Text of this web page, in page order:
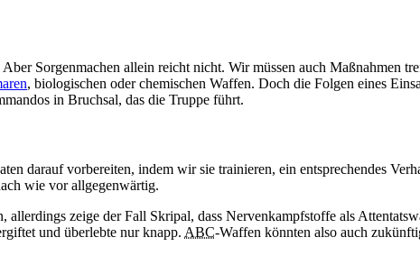
Sorgenmachen allein reicht nicht. Wir müssen auch Maßnahmen
, biologischen oder chemischen Waffen. Doch die Folgen eines
in Bruchsal, das die Truppe führt.
darauf vorbereiten, indem wir sie trainieren, ein entsprechendes
wie vor allgegenwärtig.
zeige der Fall Skripal, dass Nervenkampfstoffe als
und überlebte nur knapp. ABC-Waffen könnten also auch